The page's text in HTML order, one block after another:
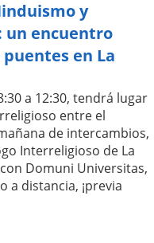
y
un encuentro
en La
a 12:30, tendrá lugar
entre el
de intercambios,
Interreligioso de La
Domuni Universitas,
a distancia, ¡previa